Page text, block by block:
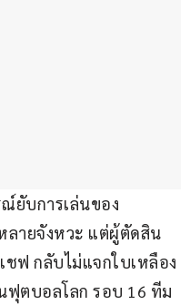
ยับการเล่นของ
ลายจังหวะ แต่ผู้ตัดสิน
ฟ กลับไม่แจกใบเหลือง
ฟุตบอลโลก รอบ 16 ทีม